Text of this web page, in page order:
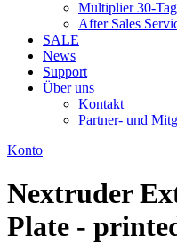
Multiplier 30-
After Sales
SALE
News
Support
Über uns
Kontakt
Partner- und
Konto
Nextruder
Plate -